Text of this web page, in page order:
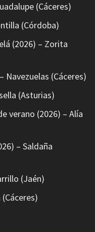
(Cáceres)
(Córdoba)
(2026) – Zorita
Navezuelas (Cáceres)
(Asturias)
verano (2026) – Alía
– Saldaña
(Jaén)